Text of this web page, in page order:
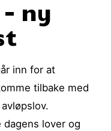
ny
inn for at
tilbake med
dagens lover og